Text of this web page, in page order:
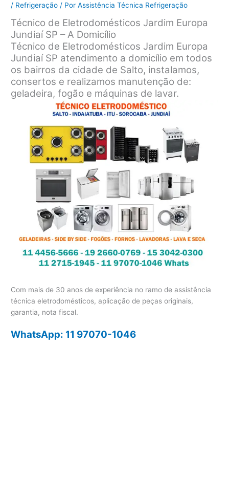
/ Refrigeração / PorAssistência Técnica Refrigeração
Técnico de Eletrodomésticos Jardim Europa
Jundiaí SP – A Domicílio
Técnico de Eletrodomésticos Jardim Europa
Jundiaí SP atendimento a domicílio em todos
os bairros da cidade de Salto, instalamos,
consertos e realizamos manutenção de:
geladeira, fogão e máquinas de lavar.
Com mais de 30 anos de experiência no ramo de assistência
técnica eletrodomésticos, aplicação de peças originais,
garantia, nota fiscal.
WhatsApp: 11 97070-1046